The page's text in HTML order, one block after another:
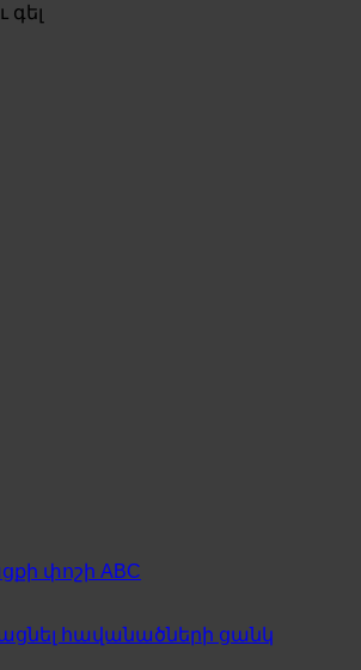
գել
հավանածների ցանկ